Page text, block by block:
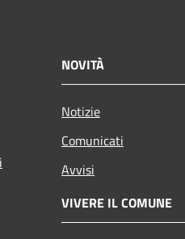
NOVITÀ
Notizie
Comunicati
Avvisi
VIVERE IL COMUNE